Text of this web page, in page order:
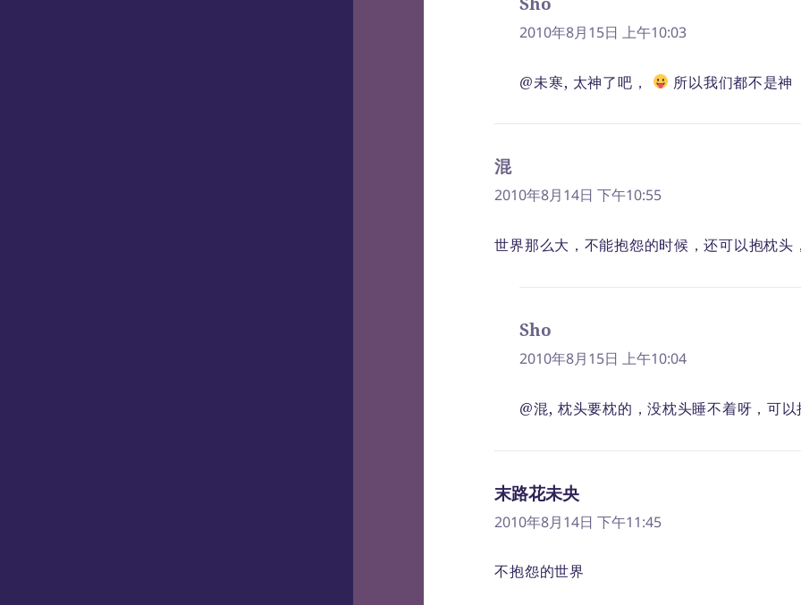
道：
2010年8月15日 上午10:03
@未寒, 太神了吧， 所以我们都不是神
混说
道：
2010年8月14日 下午10:55
世界那么大，不能抱怨的时候，还可以抱枕头
Sho
道：
2010年8月15日 上午10:04
@混, 枕头要枕的，没枕头睡不着呀，可
末路花未央
道：
2010年8月14日 下午11:45
不抱怨的世界